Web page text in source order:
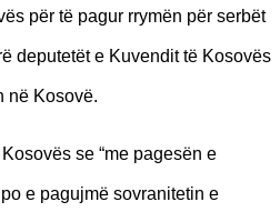
për të pagur rrymën për serbët
deputetët e Kuvendit të Kosovës
në Kosovë.
se “me pagesën e
e pagujmë sovranitetin e